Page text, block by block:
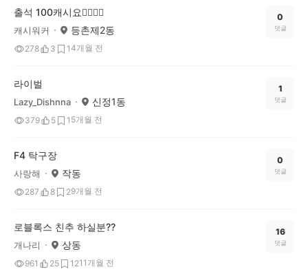
출석 100캐시요👍🏻👍🏻
캐시워커 등촌제2동
278 3 14개월 전
0
댓글
라이벌
Lazy_Dishnna 신정1동
379 5 1 5개월 전
1
댓글
F4 탁구장
사랑해 작동
287 8 29개월 전
0
댓글
로블록스 친추 하실분??
개나리 상동
961 25 1211개월 전
16
댓글